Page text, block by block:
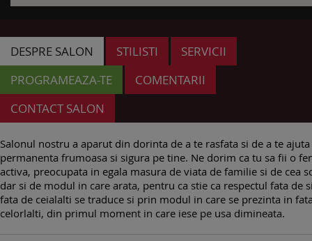
DESPRE SALON STILISTI
SERVICII
PROGRAMEAZA-TE
COMENTARII
CONTACT SALON
Salonul nostru a aparut din dorinta de a te rasfata si de a te
permanenta frumoasa si sigura pe tine. Ne dorim ca tu sa fii o
activa, preocupata in egala masura de viata de familie si de cea
dar si de modul in care arata, pentru ca stie ca respectul fata de
fata de ceialalti se traduce si prin modul in care se prezinta in
celorlalti, din primul moment in care iese pe usa dimineata.